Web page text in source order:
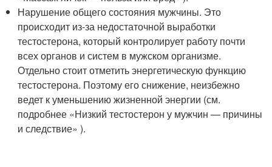
Нарушение общего состояния мужчины. Это
происходит из-за недостаточной выработки
тестостерона, который контролирует работу почти
всех органов и систем в мужском организме.
Отдельно стоит отметить энергетическую функцию
тестостерона. Поэтому его снижение, неизбежно
ведет к уменьшению жизненной энергии (см.
подробнее «Низкий тестостерон у мужчин — причины
и следствие» ).